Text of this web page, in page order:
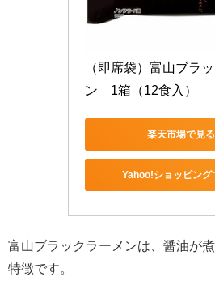
（即席袋）富山ブラ
ン　1箱（12食入）
楽天市場で見る
Yahoo!ショッピング
富山ブラックラーメンは、醤油が
特徴です。